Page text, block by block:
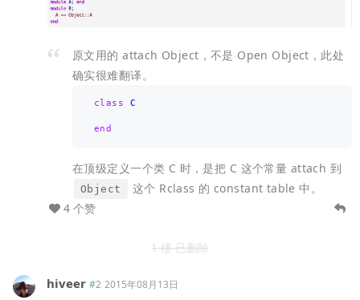
原文用的 attach Object，不是 Open Object，此处
确实很难翻译。
class C
end
在顶级定义一个类 C 时，是把 C 这个常量 attach 到
Object
这个 Rclass 的 constant table 中。
4 个赞
1 楼 已删除
hiveer #2 2015年08月13日